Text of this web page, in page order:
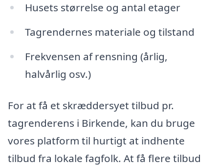
Husets størrelse og antal etager
Tagrendernes materiale og tilstand
Frekvensen af rensning (årlig,
halvårlig osv.)
For at få et skræddersyet tilbud pr.
tagrenderens i Birkende, kan du bruge
vores platform til hurtigt at indhente
tilbud fra lokale fagfolk. At få flere tilbud